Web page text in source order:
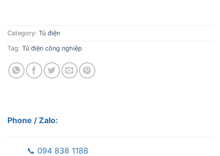
Category: Tủ điện
Tag: Tủ điện công nghiệp
Phone / Zalo:
📞 094 838 1188